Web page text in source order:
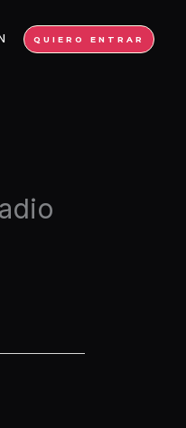
QUIERO ENTRAR